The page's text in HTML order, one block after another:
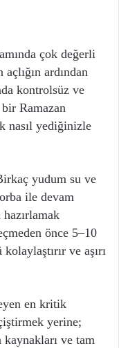
çok değerli
ardından
kontrolsüz ve
bir Ramazan
nasıl yediğinizle
yudum su ve
ile devam
önce 5–10
ve aşırı
en kritik
yerine;
ve tam